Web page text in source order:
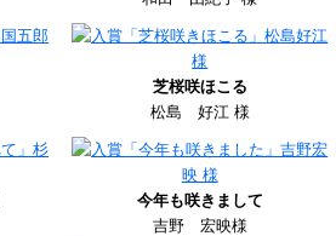
芝桜咲ほこる
松島 好江 様
今年も咲きまして
吉野 宏映様